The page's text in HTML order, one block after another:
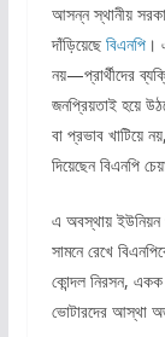
আসন্ন স্থানীয়
দাঁড়িয়েছে বিএনপি।
নয়—প্রার্থীদের
জনপ্রিয়তাই হয়ে
বা প্রভাব খাটিয়ে
দিয়েছেন বিএনপি
এ অবস্থায় ইউনিয়ন
সামনে রেখে
কোন্দল নিরসন, একক
ভোটারদের আস্থা